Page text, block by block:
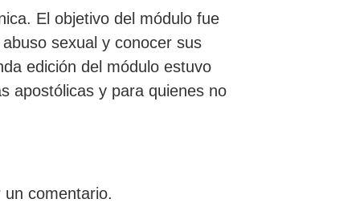
El objetivo del módulo fue
sexual y conocer sus
edición del módulo estuvo
apostólicas y para quienes no
un comentario.